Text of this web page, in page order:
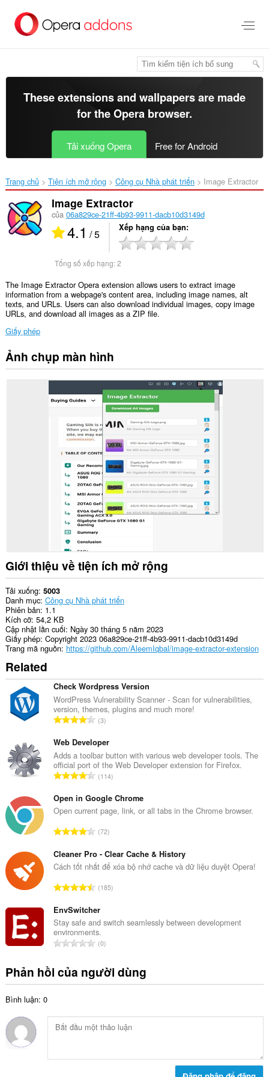
đến
These extensions and wallpapers are made
for theOpera browser.
Tải xuống Opera Free for Android
Trang chủ Tiện ích mở rộng Công cụ Nhà phát triển Image Extractor‎
Image Extractor
của 06a829ce-21ff-4b93-9911-dacb10d3149d
4.1 / 5 Xếp hạng của bạn
Tổng số xếp hạng:2
The Image Extractor Opera extension allows users to extract image
information from a webpage's content area, including image names, alt
texts, and URLs. Users can also download individual images, copy image
URLs, and download all images as a ZIP file.
Giấy phép
Tiện
ích
Ảnh chụp màn hình
Giới thiệu về tiện ích mở rộng
Tải xuống 5003
Danh mục Công cụ Nhà phát triển
Phiên bản 1.1
Kích cỡ 54,2 KB
Cập nhật lần cuối Ngày 30 tháng 5 năm 2023
Giấy phép Copyright 2023 06a829ce-21ff-4b93-9911-dacb10d3149d
Trang mã nguồn https://github.com/AleemIqbal/image-extractor-extension
Related
Check Wordpress Version
WordPress Vulnerability Scanner - Scan for vulnerabilities,
version, themes, plugins and much more!
T
n
g
s
ố
ế
p
h
ạ
n
g
3
Web Developer
Adds a toolbar button with various web developer tools. The
official port of the Web Developer extension for Firefox.
T
n
g
ố
ế
p
h
ạ
n
g
:
114
Open in Google Chrome
Open current page, link, or all tabs in the Chrome browser.
T
n
g
ố
ế
p
h
ạ
g
:
72
Cleaner Pro - Clear Cache & History
Cách tốt nhất để xóa bộ nhớ cache và dữ liệu duyệt Opera!
T
n
g
s
ố
ế
p
n
g
185
EnvSwitcher
Stay safe and switch seamlessly between development
environments.
T
g
x
ế
ạ
0
Phản hồi của người dùng
Bình luận: 0